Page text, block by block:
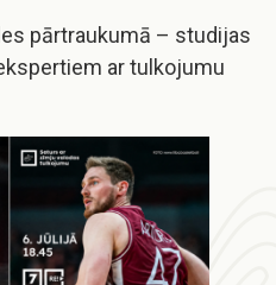
pārtraukumā – studijas
ar tulkojumu